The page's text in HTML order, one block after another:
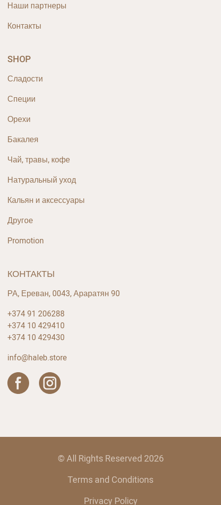
Наши партнеры
Контакты
SHOP
Сладости
Специи
Орехи
Бакалея
Чай, травы, кофе
Натуральный уход
Кальян и аксессуары
Другое
Promotion
КОНТАКТЫ
РА, Ереван, 0043, Араратян 90
+374 91 206288
+374 10 429410
+374 10 429430
info@haleb.store
© All Rights Reserved 2026
Terms and Conditions
Privacy Policy